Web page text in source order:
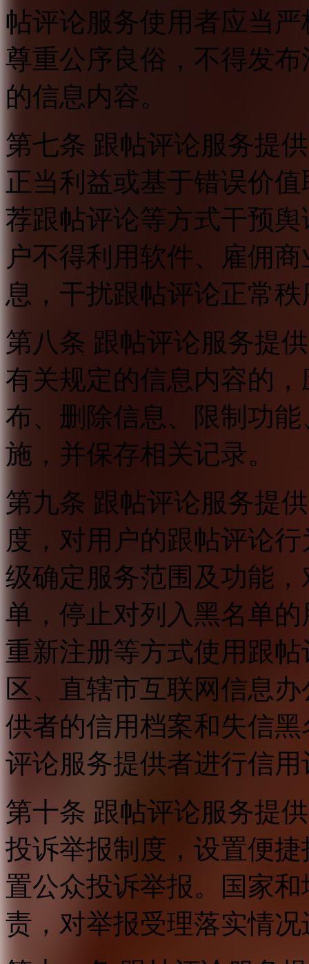
帖评论服务使用者应当
尊重公序良俗，不得发
的信息内容。
第七条 跟帖评论服务提
正当利益或基于错误价
荐跟帖评论等方式干预
户不得利用软件、雇佣
息，干扰跟帖评论正常
第八条 跟帖评论服务提
有关规定的信息内容的
布、删除信息、限制功
施，并保存相关记录。
第九条 跟帖评论服务提
度，对用户的跟帖评论
级确定服务范围及功能
单，停止对列入黑名单
重新注册等方式使用跟
区、直辖市互联网信息
供者的信用档案和失信
评论服务提供者进行信用
第十条 跟帖评论服务提
投诉举报制度，设置便
置公众投诉举报。国家
责，对举报受理落实情